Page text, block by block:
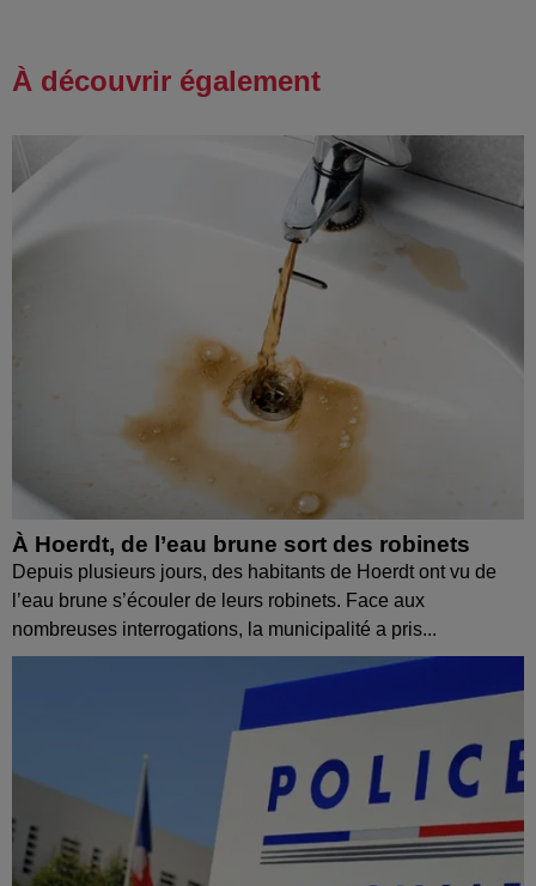
À découvrir également
À Hoerdt, de l’eau brune sort des robinets
Depuis plusieurs jours, des habitants de Hoerdt ont vu de
l’eau brune s’écouler de leurs robinets. Face aux
nombreuses interrogations, la municipalité a pris...